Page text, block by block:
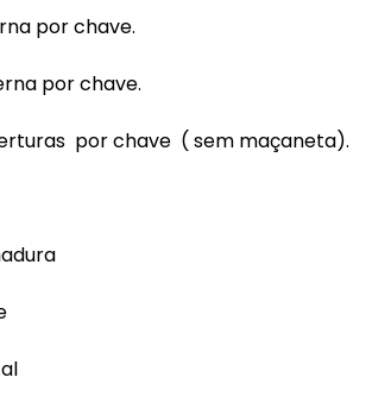
por chave.
por chave.
por chave ( sem maçaneta).